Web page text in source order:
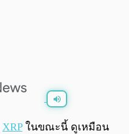
0:00 0:00
XRPในขณะนี้ ดูเหมือน